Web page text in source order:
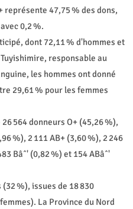
représente 47,75 % des dons,
0,2 %.
dont 72,11 % d'hommes et
responsable au
les hommes ont donné
29,61 % pour les femmes
564 donneurs O+ (45,26 %),
%), 2 111 AB+ (3,60 %), 2 246
Bâˆ' (0,82 %) et 154 ABâˆ'
%), issues de 18 830
La Province du Nord